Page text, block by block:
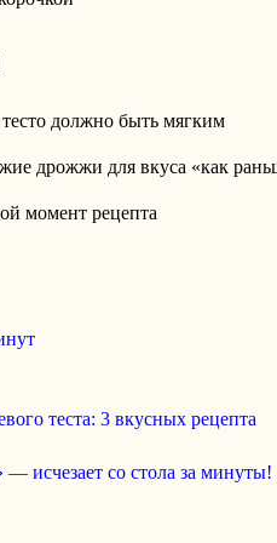
должно быть мягким
дрожжи для вкуса «как
момент рецепта
теста: 3 вкусных рецепта
исчезает со стола за минуты!